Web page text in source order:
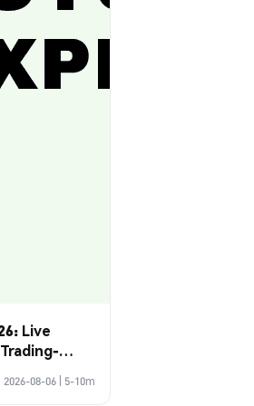
Live
2026-08-06 5-10m